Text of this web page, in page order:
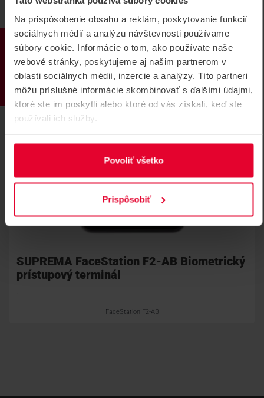
Na prispôsobenie obsahu a reklám, poskytovanie funkcií
sociálnych médií a analýzu návštevnosti používame
súbory cookie. Informácie o tom, ako používate naše
webové stránky, poskytujeme aj našim partnerom v
oblasti sociálnych médií, inzercie a analýzy. Títo partneri
môžu príslušné informácie skombinovať s ďalšími údajmi,
ktoré ste im poskytli alebo ktoré od vás získali, keď ste
používali ich služby.
Povoliť všetko
Prispôsobiť
PRODUKTY
SUPREMA FaceStation F2-AB Biometrický
prístupový terminál
FaceStation F2-AB